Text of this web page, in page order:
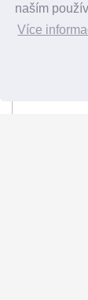
naším
Více